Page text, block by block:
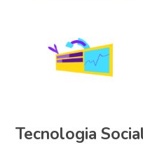
Tecnologia